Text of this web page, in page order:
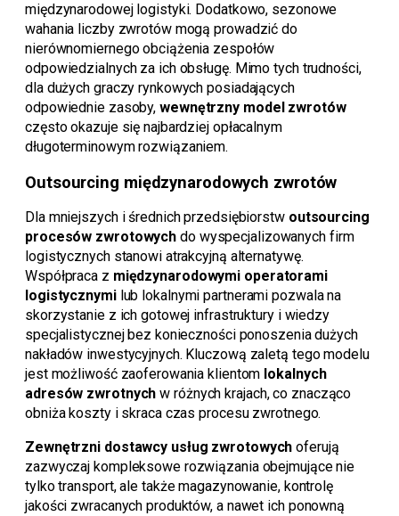
międzynarodowej logistyki. Dodatkowo, sezonowe
wahania liczby zwrotów mogą prowadzić do
nierównomiernego obciążenia zespołów
odpowiedzialnych za ich obsługę. Mimo tych trudności,
dla dużych graczy rynkowych posiadających
odpowiednie zasoby, wewnętrzny model zwrotów
często okazuje się najbardziej opłacalnym
długoterminowym rozwiązaniem.
Outsourcing międzynarodowych zwrotów
Dla mniejszych i średnich przedsiębiorstw outsourcing
procesów zwrotowych do wyspecjalizowanych firm
logistycznych stanowi atrakcyjną alternatywę.
Współpraca z międzynarodowymi operatorami
logistycznymilub lokalnymi partnerami pozwala na
skorzystanie z ich gotowej infrastruktury i wiedzy
specjalistycznej bez konieczności ponoszenia dużych
nakładów inwestycyjnych. Kluczową zaletą tego modelu
jest możliwość zaoferowania klientom lokalnych
adresów zwrotnych w różnych krajach, co znacząco
obniża koszty i skraca czas procesu zwrotnego.
Zewnętrzni dostawcy usług zwrotowych oferują
zazwyczaj kompleksowe rozwiązania obejmujące nie
tylko transport, ale także magazynowanie, kontrolę
jakości zwracanych produktów, a nawet ich ponowną